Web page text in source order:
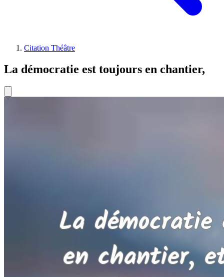
Citation Théâtre
La démocratie est toujours en chantier,